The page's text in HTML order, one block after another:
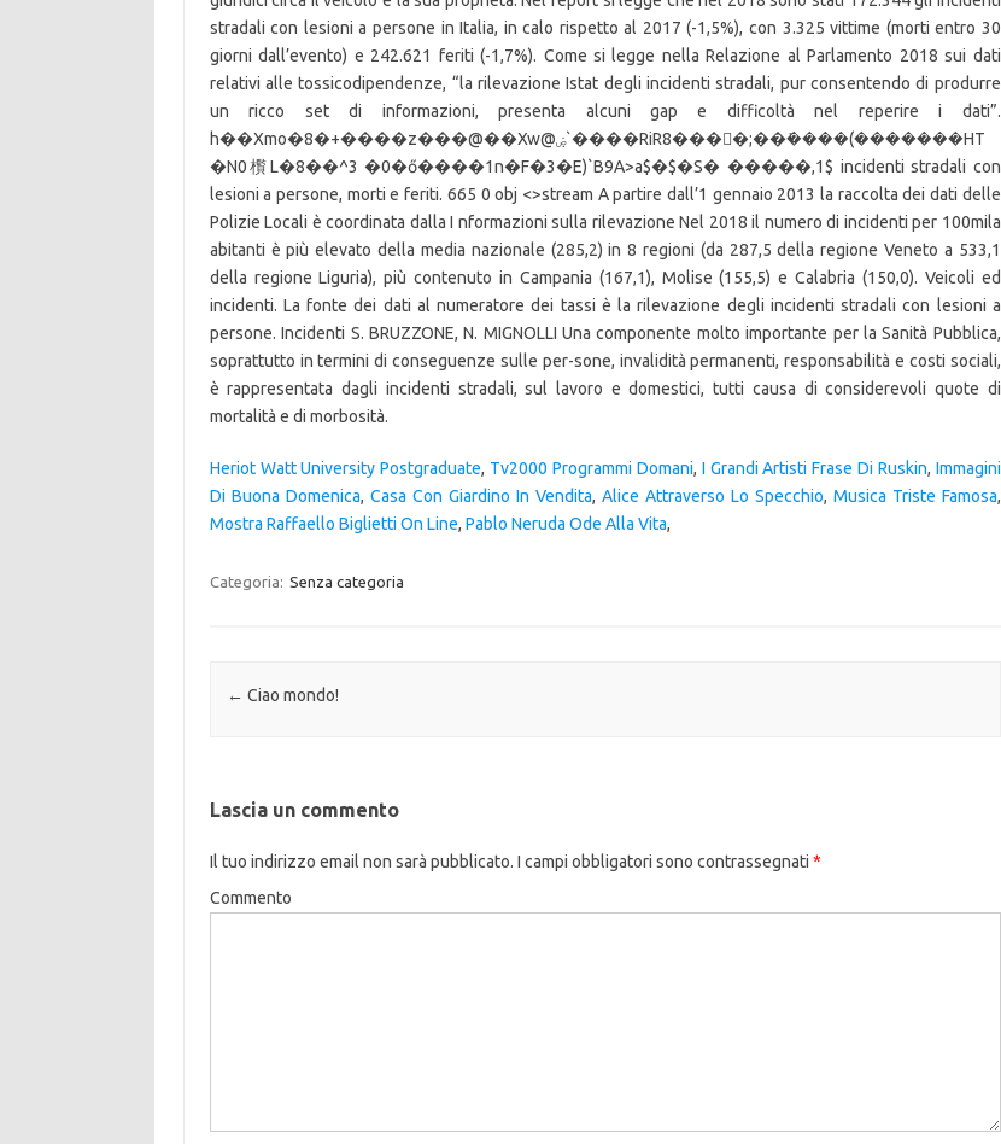
Heriot Watt University Postgraduate, Tv2000 Programmi Domani, I Grandi Artisti Frase Di Ruskin, Immagini
Di Buona Domenica, Casa Con Giardino In Vendita, Alice Attraverso Lo Specchio, Musica Triste Famosa,
Mostra Raffaello Biglietti On Line, Pablo Neruda Ode Alla Vita,
Categoria: Senza categoria
Navigazione articolo
← Ciao mondo!
Lascia un commento
Il tuo indirizzo email non sarà pubblicato. I campi obbligatori sono contrassegnati *
Commento